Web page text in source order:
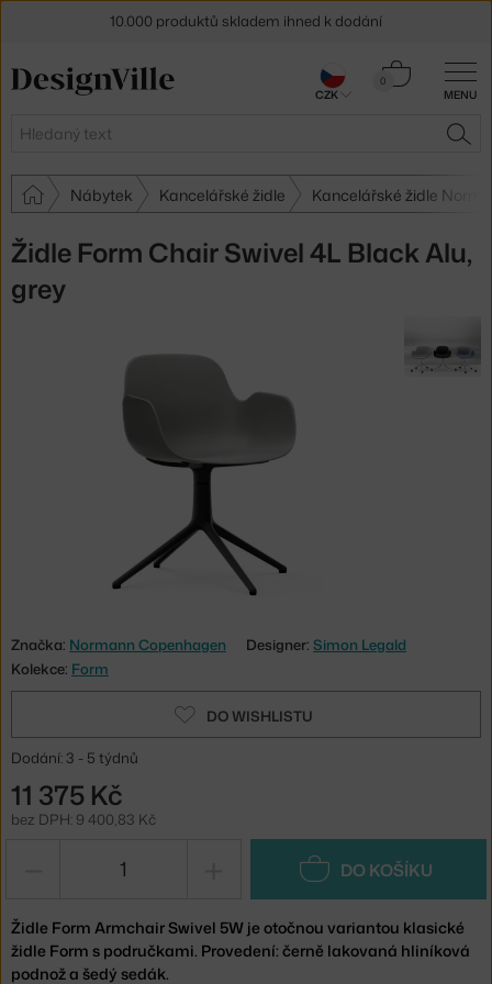
MENU
Hledat
0
Košík
Nábytek Kancelářské židle Kancelářské židle
Židle Form Chair Swivel 4L Black Alu,
grey
Značka: Normann Copenhagen Designer: Simon Legald
Kolekce: Form
DO WISHLISTU
Dodání: 3 - 5 týdnů
11 375 Kč
bez DPH: 9 400,83 Kč
DO KOŠÍKU
Židle Form Armchair Swivel 5W je otočnou variantou klasické
židle Form s područkami. Provedení: černě lakovaná hliníková
podnož a šedý sedák.
10.000 produktů skladem ihned k dodání
Sleva 5 % pro odběratele
CZK